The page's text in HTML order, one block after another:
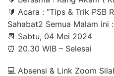
🔰 Acara : “Tips & Trik PSB
Sahabat2 Semua Malam ini :
📆 Sabtu, 04 Mei 2024
⏰ 20.30 WIB – Selesai
💻 Absensi & Link Zoom